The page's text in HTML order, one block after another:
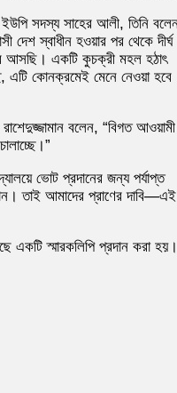
ইউপি সদস্য সাহের আলী, তিনি
দেশ স্বাধীন হওয়ার পর থেকে দীর্ঘ
আসছি। একটি কুচক্রী মহল হঠাৎ
এটি কোনক্রমেই মেনে নেওয়া হবে
বলেন, “বিগত আওয়ামী
ভোট প্রদানের জন্য পর্যাপ্ত
তাই আমাদের প্রাণের দাবি—এই
একটি স্মারকলিপি প্রদান করা হয়।